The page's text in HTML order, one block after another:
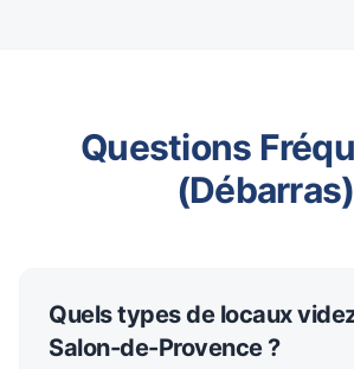
Questions
(Débarras)
Quels types de locaux
Salon-de-Provence ?